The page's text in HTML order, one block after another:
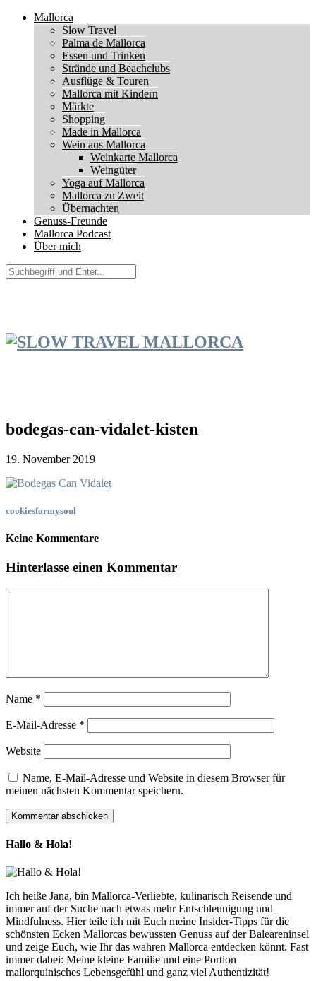
Mallorca
Slow Travel
Palma de Mallorca
Essen und Trinken
Strände und Beachclubs
Ausflüge & Touren
Mallorca mit Kindern
Märkte
Shopping
Made in Mallorca
Wein aus Mallorca
Weinkarte Mallorca
Weingüter
Yoga auf Mallorca
Mallorca zu Zweit
Übernachten
Genuss-Freunde
Mallorca Podcast
Über mich
bodegas-can-vidalet-kisten
19. November 2019
cookiesformysoul
Keine Kommentare
Hinterlasse einen Kommentar
Name *
E-Mail-Adresse *
Website
Name, E-Mail-Adresse und Website in diesem Browser für
meinen nächsten Kommentar speichern.
Hallo & Hola!
Ich heiße Jana, bin Mallorca-Verliebte, kulinarisch Reisende und
immer auf der Suche nach etwas mehr Entschleunigung und
Mindfulness. Hier teile ich mit Euch meine Insider-Tipps für die
schönsten Ecken Mallorcas bewussten Genuss auf der Baleareninsel
und zeige Euch, wie Ihr das wahren Mallorca entdecken könnt. Fast
immer dabei: Meine kleine Familie und eine Portion
mallorquinisches Lebensgefühl und ganz viel Authentizität!